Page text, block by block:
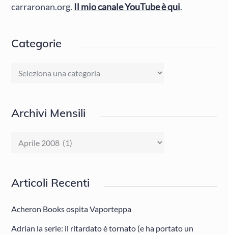
carraronan.org. Il mio canale YouTube è qui.
Categorie
Categorie
Archivi Mensili
Archivi
Articoli Recenti
Acheron Books ospita Vaporteppa
Adrian la serie: il ritardato è tornato (e ha portato un